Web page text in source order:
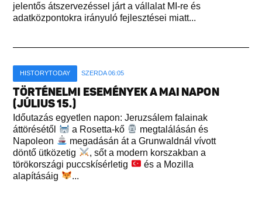
jelentős átszervezéssel járt a vállalat MI-re és
adatközpontokra irányuló fejlesztései miatt...
HISTORYTODAY SZERDA 06:05
TÖRTÉNELMI ESEMÉNYEK A MAI NAPON
(JÚLIUS 15.)
Időutazás egyetlen napon: Jeruzsálem falainak
áttörésétől
a Rosetta-kő
megtalálásán és
Napoleon
megadásán át a Grunwaldnál vívott
döntő ütközetig
, sőt a modern korszakban a
törökországi puccskísérletig
és a Mozilla
alapításáig
...